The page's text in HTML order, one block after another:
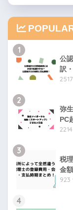
1
公
訳
2
弥
PC
3
税
金
923
4